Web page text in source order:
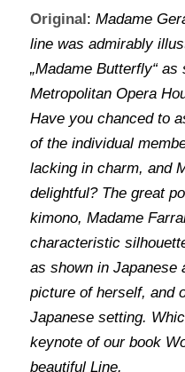
Original : Madame
line was admirably
„Madame Butterfly“
Metropolitan Opera
Have you chanced to
of the individual
lacking in charm, and
delightful? The great
kimono, Madame
characteristic
as shown in Japanese
picture of herself, and
Japanese setting.
keynote of our book
beautiful Line.